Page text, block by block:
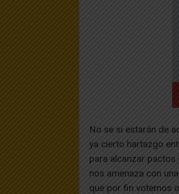
No se si estarán de
ya cierto hartazgo
para alcanzar pactos
nos amenaza con
que por fin votemos